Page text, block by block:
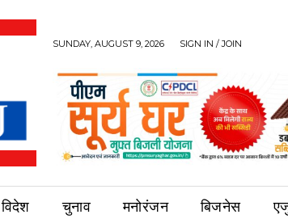
SUNDAY, AUGUST 9, 2026 SIGN IN / JOIN
विदेश चुनाव मनोरंजन बिजनेस